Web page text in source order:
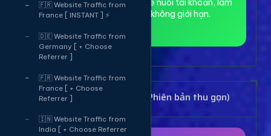
🇫🇷 Website Traffic from
France [ INSTANT ] ⚡
🇩🇪 Website Traffic from
Germany [ + Choose
Referrer ]
🇫🇷 Website Traffic from
France [ + Choose
Referrer ]
🇮🇳 Website Traffic from
India [ + Choose Referrer
toàn và ẩn danh, phù hợp để nuôi tài khoản, làm
MMO và truy cập web không giới hạn.
Bảng Dịch Vụ Mạng Xã Hội (Phiên bản thu gọn)